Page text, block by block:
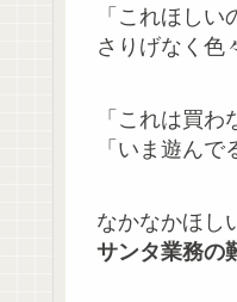
「これほしい
さりげなく色
「これは買わ
「いま遊んで
なかなかほし
サンタ業務の